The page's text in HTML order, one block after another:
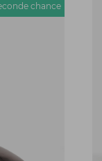
chance